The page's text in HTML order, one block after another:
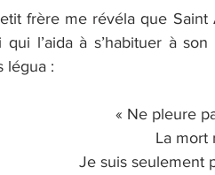
frère me révéla que Saint
qui l’aida à s’habituer à
légua :
« Ne pleure
La mort
Je suis seulement